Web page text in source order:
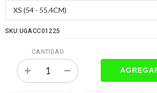
SKU:UGACC01225
CANTIDAD